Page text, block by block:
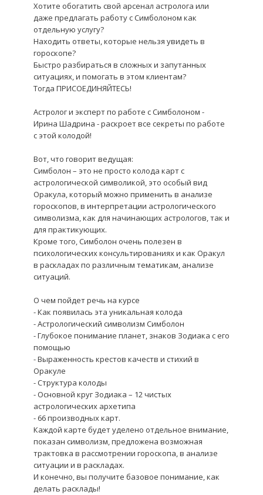
Хотите обогатить свой арсенал астролога или
даже предлагать работу с Симболоном как
отдельную услугу?
Находить ответы, которые нельзя увидеть в
гороскопе?
Быстро разбираться в сложных и запутанных
ситуациях, и помогать в этом клиентам?
Тогда ПРИСОЕДИНЯЙТЕСЬ!
Астролог и эксперт по работе с Симболоном -
Ирина Шадрина - раскроет все секреты по работе
с этой колодой!
Вот, что говорит ведущая:
Симболон – это не просто колода карт с
астрологической символикой, это особый вид
Оракула, который можно применить в анализе
гороскопов, в интерпретации астрологического
символизма, как для начинающих астрологов, так и
для практикующих.
Кроме того, Симболон очень полезен в
психологических консультированиях и как Оракул
в раскладах по различным тематикам, анализе
ситуаций.
О чем пойдет речь на курсе
- Как появилась эта уникальная колода
- Астрологический символизм Симболон
- Глубокое понимание планет, знаков Зодиака с его
помощью
- Выраженность крестов качеств и стихий в
Оракуле
- Структура колоды
- Основной круг Зодиака – 12 чистых
астрологических архетипа
- 66 производных карт.
Каждой карте будет уделено отдельное внимание,
показан символизм, предложена возможная
трактовка в рассмотрении гороскопа, в анализе
ситуации и в раскладах.
И конечно, вы получите базовое понимание, как
делать расклады!